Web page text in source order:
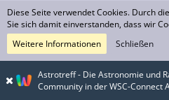
Nutzungsbedingungen
© Astrotreff
sofern für einzelne Inhalte
Astrotreff - Die Astronomie und
Community in der WSC-Connect
Diese Seite verwendet Cookies. Durch
Sie sich damit einverstanden, dass wir
Weitere Informationen
Schließen